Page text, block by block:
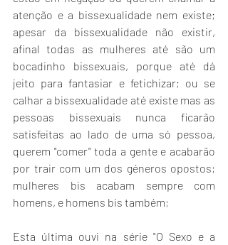
atenção e a bissexualidade nem existe;
apesar da bissexualidade não existir,
afinal todas as mulheres até são um
bocadinho bissexuais, porque até dá
jeito para fantasiar e fetichizar; ou se
calhar a bissexualidade até existe mas as
pessoas bissexuais nunca ficarão
satisfeitas ao lado de uma só pessoa,
querem "comer" toda a gente e acabarão
por trair com um dos géneros opostos;
mulheres bis acabam sempre com
homens, e homens bis também;
Esta última ouvi na série "O Sexo e a